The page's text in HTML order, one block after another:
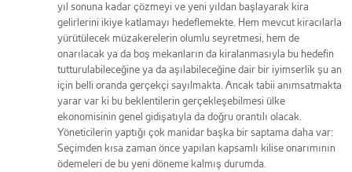
yıl sonuna kadar çözmeyi ve yeni yıldan başlayarak kira
gelirlerini ikiye katlamayı hedeflemekte. Hem mevcut kiracılarla
yürütülecek müzakerelerin olumlu seyretmesi, hem de
onarılacak ya da boş mekanların da kiralanmasıyla bu hedefin
tutturulabileceğine ya da aşılabileceğine dair bir iyimserlik şu an
için belli oranda gerçekçi sayılmakta. Ancak tabii anımsatmakta
yarar var ki bu beklentilerin gerçekleşebilmesi ülke
ekonomisinin genel gidişatıyla da doğru orantılı olacak.
Yöneticilerin yaptığı çok manidar başka bir saptama daha var:
Seçimden kısa zaman önce yapılan kapsamlı kilise onarımının
ödemeleri de bu yeni döneme kalmış durumda.